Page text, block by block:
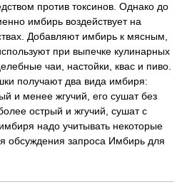
против токсинов. Однако до
имбирь воздействует на
Добавляют имбирь к мясным,
при выпечке кулинарных
чаи, настойки, квас и пиво.
получают два вида имбиря:
и менее жгучий, его сушат без
острый и жгучий, сушат с
надо учитывать некоторые
обсуждения запроса Имбирь для